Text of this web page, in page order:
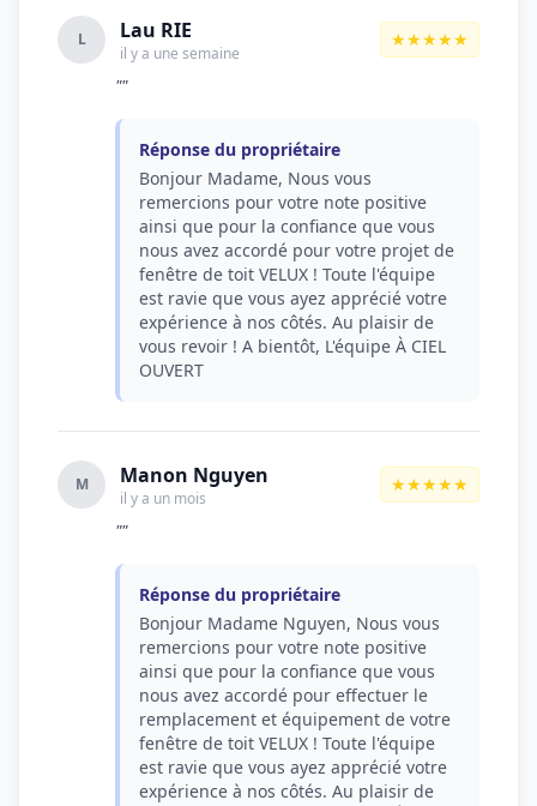
L Lau RIE
il y a une semaine
★★★★★
""
Réponse du propriétaire
Bonjour Madame, Nous vous
remercions pour votre note positive
ainsi que pour la confiance que vous
nous avez accordé pour votre projet de
fenêtre de toit VELUX ! Toute l'équipe
est ravie que vous ayez apprécié votre
expérience à nos côtés. Au plaisir de
vous revoir ! A bientôt, L'équipe À CIEL
OUVERT
M Manon Nguyen
il y a un mois
★★★★★
""
Réponse du propriétaire
Bonjour Madame Nguyen, Nous vous
remercions pour votre note positive
ainsi que pour la confiance que vous
nous avez accordé pour effectuer le
remplacement et équipement de votre
fenêtre de toit VELUX ! Toute l'équipe
est ravie que vous ayez apprécié votre
expérience à nos côtés. Au plaisir de